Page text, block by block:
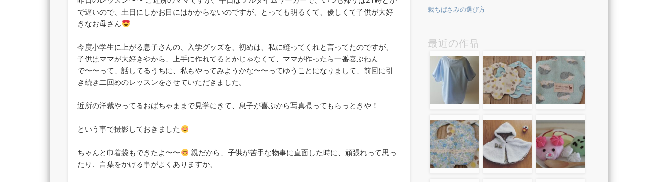
で遅いので、土日にしかお目にはかからないのですが、とっても明るくて、優しくて子供が大好
きなお母さん
今度小学生に上がる息子さんの、入学グッズを、初めは、私に縫ってくれと言ってたのですが、
子供はママが大好きやから、上手に作れてるとかじゃなくて、ママが作ったら一番喜ぶねん
で〜〜って、話してるうちに、私もやってみようかな〜〜ってゆうことになりまして、前回に引
き続き二回めのレッスンをさせていただきました。
近所の洋裁やってるおばちゃままで見学にきて、息子が喜ぶから写真撮ってもらっときや！
という事で撮影しておきました
ちゃんと巾着袋もできたよ〜〜
親だから、子供が苦手な物事に直面した時に、頑張れって思っ
たり、言葉をかける事がよくありますが、
裁ちばさみの選び方
最近の作品